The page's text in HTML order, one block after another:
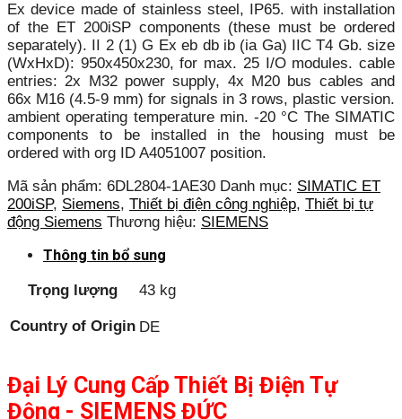
Ex device made of stainless steel, IP65. with installation
of the ET 200iSP components (these must be ordered
separately). II 2 (1) G Ex eb db ib (ia Ga) IIC T4 Gb. size
(WxHxD): 950x450x230, for max. 25 I/O modules. cable
entries: 2x M32 power supply, 4x M20 bus cables and
66x M16 (4.5-9 mm) for signals in 3 rows, plastic version.
ambient operating temperature min. -20 °C The SIMATIC
components to be installed in the housing must be
ordered with org ID A4051007 position.
Mã sản phẩm: 6DL2804-1AE30 Danh mục: SIMATIC ET
200iSP, Siemens, Thiết bị điện công nghiệp, Thiết bị tự
động Siemens Thương hiệu: SIEMENS
Thông tin bổ sung
Trọng lượng 43 kg
Country of Origin DE
Đại Lý Cung Cấp Thiết Bị Điện Tự
Động - SIEMENS ĐỨC